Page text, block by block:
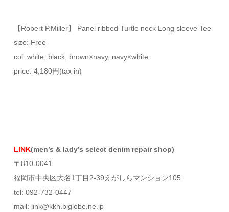
【Robert P.Miller】 Panel ribbed Turtle neck Long sleeve Tee
size: Free
col: white, black, brown×navy, navy×white
price: 4,180円(tax in)
LINK(men’s & lady’s select denim repair shop)
〒810-0041
福岡市中央区大名1丁目2-39えがしらマンション105
tel: 092-732-0447
mail: link@kkh.biglobe.ne.jp